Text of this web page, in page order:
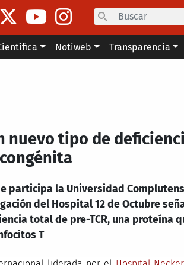
Notiweb Transparencia
nuevo tipo de
participa la Universidad
del Hospital 12 de Octubre
total de pre-TCR, una proteína
T